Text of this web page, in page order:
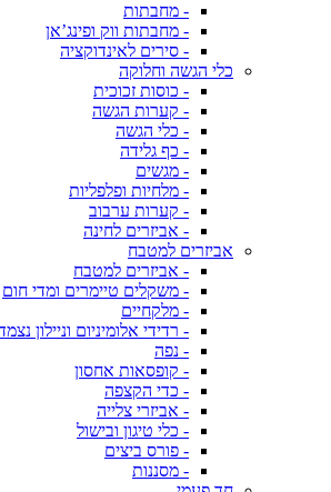
- מחבתות
- מחבתות ווק ופינג’אן
- סירים לאינדוקציה
כלי הגשה וחלוקה
- כוסות זכוכית
- קערות הגשה
- כלי הגשה
- כף גלידה
- מגשים
- מלחיות ופלפליות
- קערות ערבוב
- אביזרים לחינה
אביזרים למטבח
- אביזרים למטבח
- משקלים טיימרים ומדי חום
- מלקחיים
- רדידי אלומיניום וניילון
- נפה
- קופסאות אחסון
- כדי הקצפה
- אביזרי צלייה
- כלי טיגון ובישול
- פורס ביצים
- מסננות